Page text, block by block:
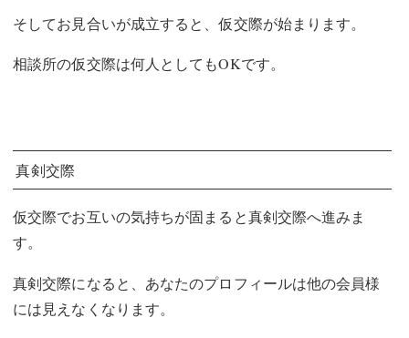
そしてお見合いが成立すると、仮交際が始まります。
相談所の仮交際は何人としてもOKです。
真剣交際
仮交際でお互いの気持ちが固まると真剣交際へ進みま
す。
真剣交際になると、あなたのプロフィールは他の会員様
には見えなくなります。